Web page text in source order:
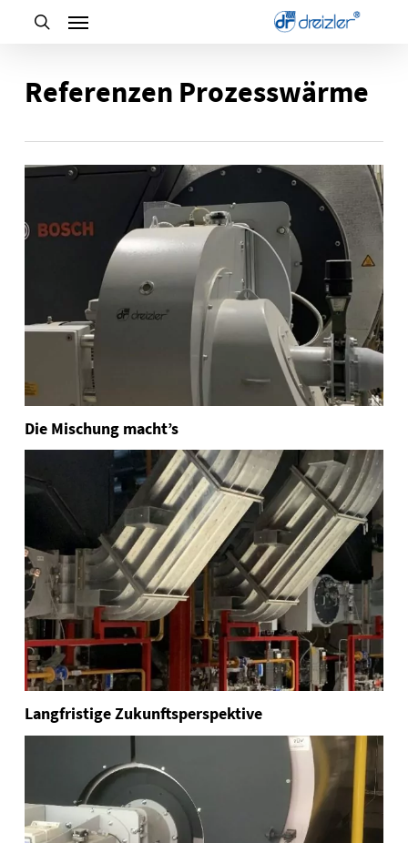
contentReferenzen Prozesswärme
Die Mischung macht’s
Langfristige Zukunftsperspektive